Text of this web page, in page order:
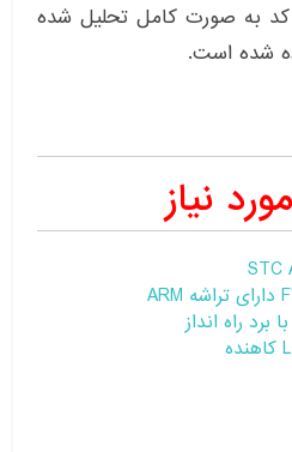
به صورت کامل تحلیل شده
شده است.
نیاز